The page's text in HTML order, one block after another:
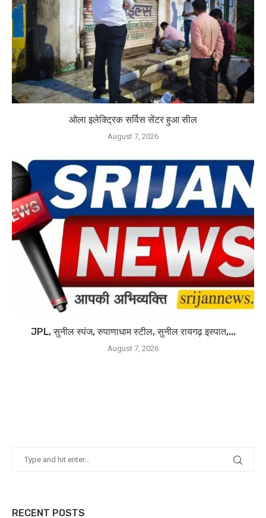
ओला इलेक्ट्रिक सर्विस सेंटर हुआ सील
August 7, 2026
JPL, सुनील स्पंज, रुपाणाधाम स्टील, सुनील रायगढ़ इस्पात,...
August 7, 2026
RECENT POSTS